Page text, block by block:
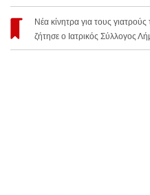
Νέα κίνητρα για τους
ζήτησε ο Ιατρικός Σύλλογος